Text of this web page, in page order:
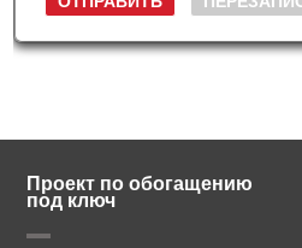
Проект по обогащению
под ключ